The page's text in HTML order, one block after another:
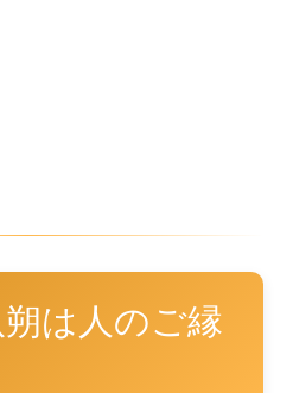
は人のご縁